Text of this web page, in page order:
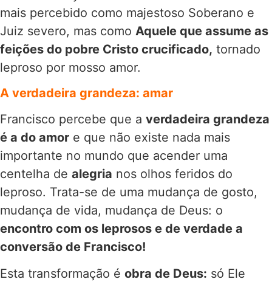
mais percebido como majestoso Soberano e
Juiz severo, mas como Aquele que assume as
feições do pobre Cristo crucificado, tornado
leproso por mosso amor.
A verdadeira grandeza: amar
Francisco percebe que a verdadeira grandeza
é a do amor e que não existe nada mais
importante no mundo que acender uma
centelha de alegria nos olhos feridos do
leproso. Trata-se de uma mudança de gosto,
mudança de vida, mudança de Deus: o
encontro com os leprosos e de verdade a
conversão de Francisco!
Esta transformação é obra de Deus: só Ele